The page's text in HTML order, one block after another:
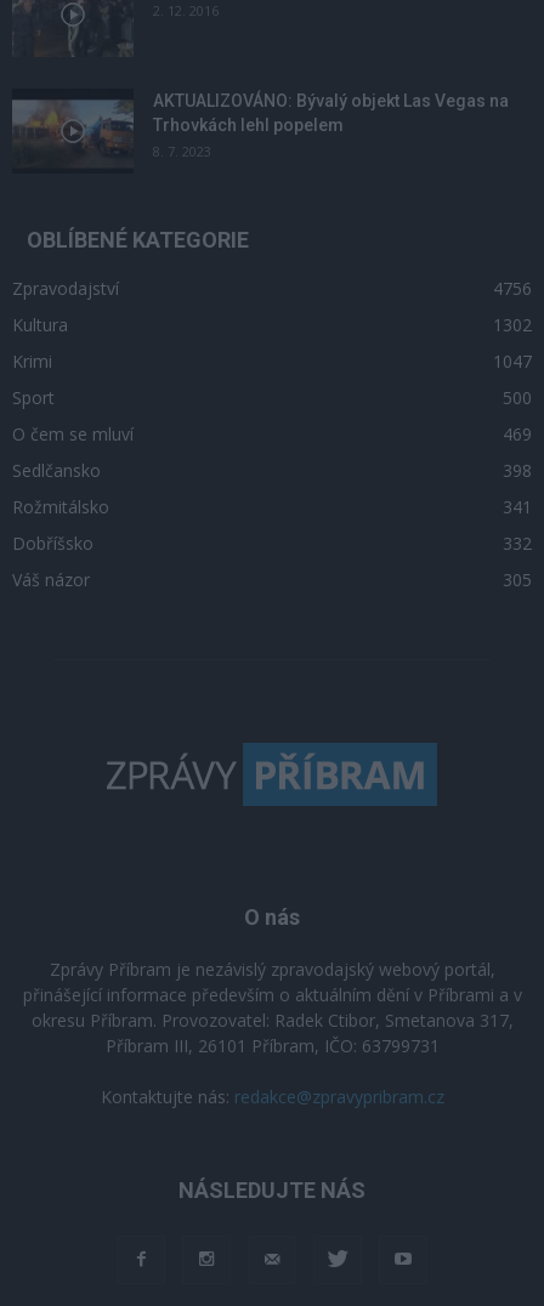
2. 12. 2016
AKTUALIZOVÁNO: Bývalý objekt Las Vegas na
Trhovkách lehl popelem
8. 7. 2023
OBLÍBENÉ KATEGORIE
Zpravodajství
4756
Kultura
1302
Krimi
1047
Sport
500
O čem se mluví
469
Sedlčansko
398
Rožmitálsko
341
Dobříšsko
332
Váš názor
305
O nás
Zprávy Příbram je nezávislý zpravodajský webový portál,
přinášející informace především o aktuálním dění v Příbrami a v
okresu Příbram. Provozovatel: Radek Ctibor, Smetanova 317,
Příbram III, 26101 Příbram, IČO: 63799731
Kontaktujte nás: redakce@zpravypribram.cz
NÁSLEDUJTE NÁS